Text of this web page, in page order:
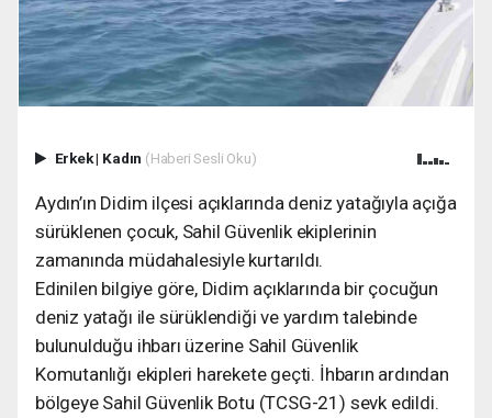
Erkek| Kadın (Haberi Sesli Oku)
Aydın’ın Didim ilçesi açıklarında deniz yatağıyla açığa
sürüklenen çocuk, Sahil Güvenlik ekiplerinin
zamanında müdahalesiyle kurtarıldı.
Edinilen bilgiye göre, Didim açıklarında bir çocuğun
deniz yatağı ile sürüklendiği ve yardım talebinde
bulunulduğu ihbarı üzerine Sahil Güvenlik
Komutanlığı ekipleri harekete geçti. İhbarın ardından
bölgeye Sahil Güvenlik Botu (TCSG-21) sevk edildi.